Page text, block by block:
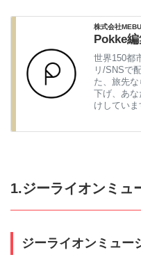
株式会社
Pokke
世界150都
リ/SNSで
た、旅先
下げ、あ
けしていま
1.ジーライオンミュ
ジーライオンミュー